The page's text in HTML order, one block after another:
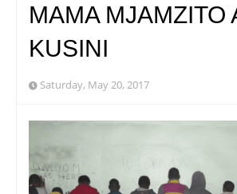
MAMA MJAMZITO
KUSINI
Saturday, May 20, 2017